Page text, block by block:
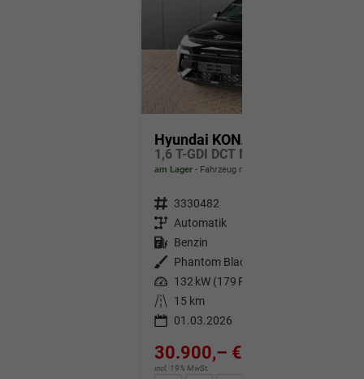
Hyundai KONA
am Lager Fahrzeug mit Tageszulassung
Fahrzeugnr. 3330482
Getriebe Automatik
Kraftstoff Benzin
Außenfarbe
Phantom Black
Leistung 132 kW (179 PS)
Kilometerstand
15 km
01.03.2026
30.900,– €
incl. 19% MwSt.